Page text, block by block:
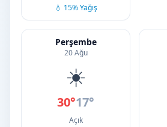
💧 15% Yağış
Perşembe
20 Ağu
☀️
30°17°
Açık